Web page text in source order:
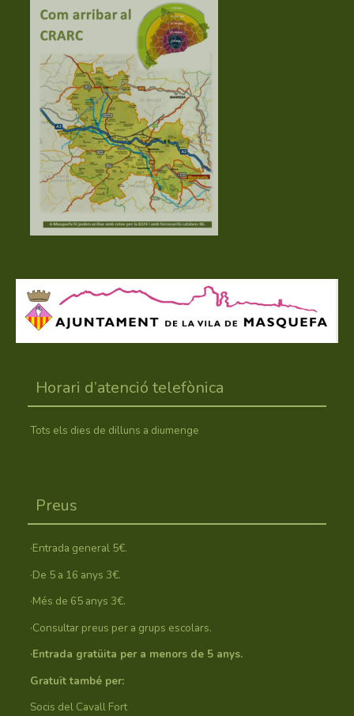
Horari d’atenció telefònica
Tots els dies de dilluns a diumenge
Preus
·Entrada general 5€.
·De 5 a 16 anys 3€.
·Més de 65 anys 3€.
·Consultar preus per a grups escolars.
·Entrada gratüita per a menors de 5 anys.
Gratuït també per:
Socis del Cavall Fort